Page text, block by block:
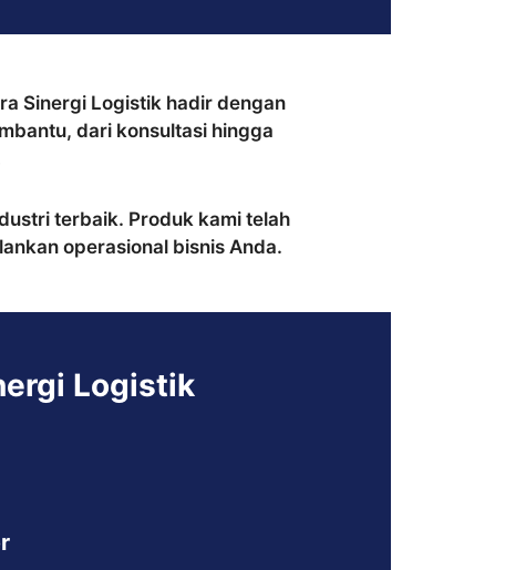
Sinergi Logistik hadir dengan
dari konsultasi hingga
terbaik. Produk kami telah
operasional bisnis Anda.
Logistik